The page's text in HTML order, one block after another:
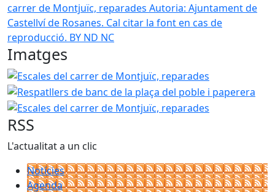
carrer de Montjuïc, reparades Autoria: Ajuntament de
Castellví de Rosanes. Cal citar la font en cas de
reproducció. BY ND NC
Imatges
Escales del carrer de Montjuïc, reparades
RSS
L'actualitat a un clic
Notícies
Agenda